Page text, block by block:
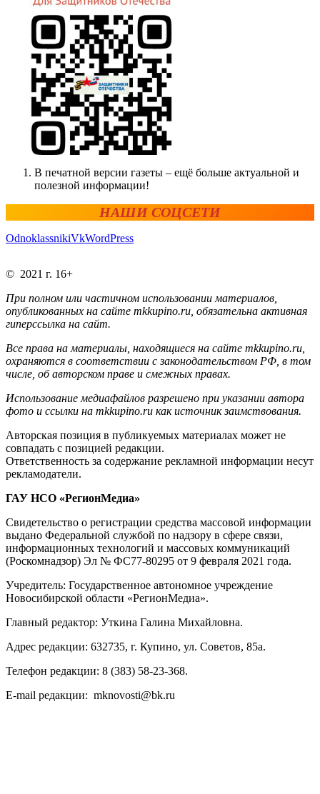
В печатной версии газеты – ещё больше актуальной и
полезной информации!
НАШИ СОЦСЕТИ
OdnoklassnikiVkWordPress
© 2021 г. 16+
При полном или частичном использовании материалов,
опубликованных на сайте mkkupino.ru, обязательна активная
гиперссылка на сайт.
Все права на материалы, находящиеся на сайте mkkupino.ru,
охраняются в соответствии с законодательством РФ, в том
числе, об авторском праве и смежных правах.
Использование медиафайлов разрешено при указании автора
фото и ссылки на mkkupino.ru как источник заимствования.
Авторская позиция в публикуемых материалах может не
совпадать с позицией редакции.
Ответственность за содержание рекламной информации несут
рекламодатели.
ГАУ НСО «РегионМедиа»
Свидетельство о регистрации средства массовой информации
выдано Федеральной службой по надзору в сфере связи,
информационных технологий и массовых коммуникаций
(Роскомнадзор) Эл № ФС77-80295 от 9 февраля 2021 года.
Учредитель: Государственное автономное учреждение
Новосибирской области «РегионМедиа».
Главный редактор: Уткина Галина Михайловна.
Адрес редакции: 632735, г. Купино, ул. Советов, 85а.
Телефон редакции: 8 (383) 58-23-368.
E-mail редакции: mknovosti@bk.ru